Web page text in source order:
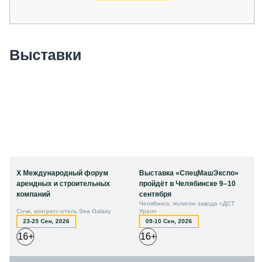
Выставки
X Международный форум
арендных и строительных
компаний
Сочи, конгресс-отель Sea Galaxy
23-25 Сен, 2026
16+
Выставка «СпецМашЭкспо»
пройдёт в Челябинске 9–10
сентября
Челябинск, полигон завода «ДСТ
Урал»
09-10 Сен, 2026
16+